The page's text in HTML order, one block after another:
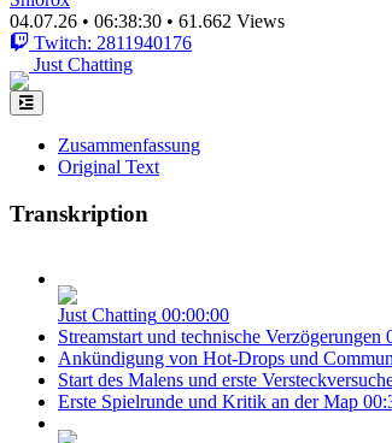
04.07.26 • 06:38:30 • 61.662 Views
Twitch: 2811940176
Just Chatting
Zusammenfassung
Original Text
Transkription
Just Chatting 00:00:00
Streamstart und technische Verzögerungen
Ankündigung von Hot-Drops und
Start des Malens und erste
Erste Spielrunde und Kritik an der Map